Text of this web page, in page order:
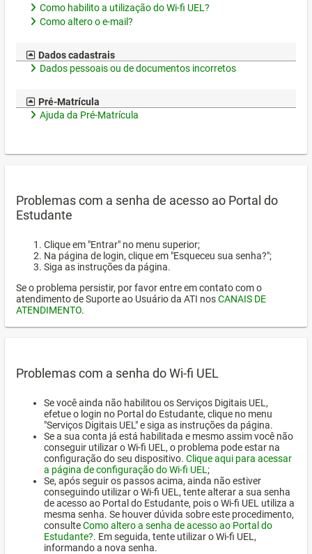
Como habilito a utilização do Wi-fi UEL?
Como altero o e-mail?
Dados cadastrais
Dados pessoais ou de documentos incorretos
Pré-Matrícula
Ajuda da Pré-Matrícula
Problemas com a senha de acesso ao Portal do
Estudante
Clique em "Entrar" no menu superior;
Na página de login, clique em "Esqueceu sua senha?";
Siga as instruções da página.
Se o problema persistir, por favor entre em contato com o
atendimento de Suporte ao Usuário da ATI nosCANAIS DE
ATENDIMENTO.
Problemas com a senha do Wi-fi UEL
Se você ainda não habilitou os Serviços Digitais UEL,
efetue o login no Portal do Estudante, clique no menu
"Serviços Digitais UEL" e siga as instruções da página.
Se a sua conta já está habilitada e mesmo assim você não
conseguir utilizar o Wi-fi UEL, o problema pode estar na
configuração do seu dispositivo. Clique aqui para acessar
a página de configuração do Wi-fi UEL ;
Se, após seguir os passos acima, ainda não estiver
conseguindo utilizar o Wi-fi UEL, tente alterar a sua senha
de acesso ao Portal do Estudante, pois o Wi-fi UEL utiliza a
mesma senha. Se houver dúvida sobre este procedimento,
consulteComo altero a senha de acesso ao Portal do
Estudante?. Em seguida, tente utilizar o Wi-fi UEL,
informando a nova senha.